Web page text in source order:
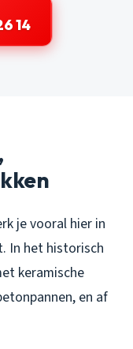
14
je vooral hier in
In het historisch
keramische
en af